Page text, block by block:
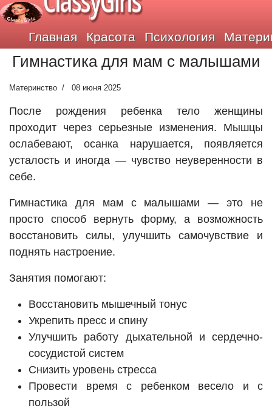
Главная Красота Психология
Гимнастика для мам с малышами
Материнство 08 июня 2025
После рождения ребенка тело женщины
проходит через серьезные изменения. Мышцы
ослабевают, осанка нарушается, появляется
усталость и иногда — чувство неуверенности в
себе.
Гимнастика для мам с малышами — это не
просто способ вернуть форму, а возможность
восстановить силы, улучшить самочувствие и
поднять настроение.
Занятия помогают:
Восстановить мышечный тонус
Укрепить пресс и спину
Улучшить работу дыхательной и сердечно-
сосудистой систем
Снизить уровень стресса
Провести время с ребенком весело и с
пользой